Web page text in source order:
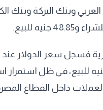
وبنك البركة وبنك
و48.85 جنيه للبيع، في ظل
داخل القطاع